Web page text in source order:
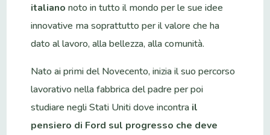
italiano noto in tutto il mondo per le sue idee
innovative ma soprattutto per il valore che ha
dato al lavoro, alla bellezza, alla comunità.
Nato ai primi del Novecento, inizia il suo percorso
lavorativo nella fabbrica del padre per poi
studiare negli Stati Uniti dove incontra il
pensiero di Ford sul progresso che deve